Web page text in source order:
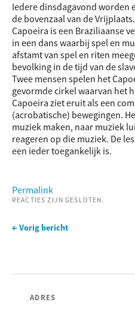
Iedere dinsdagavond worden
de bovenzaal van de Vrijplaats.
Capoeira is een Braziliaanse
in een dans waarbij spel en
afstamt van spel en riten
bevolking in de tijd van de
Twee mensen spelen het
gevormde cirkel waarvan het
Capoeira ziet eruit als een
(acrobatische) bewegingen.
muziek maken, naar muziek
reageren op die muziek. De
een ieder toegankelijk is.
Permalink
REACTIES ZIJN GESLOTEN.
← Vorig bericht
ADRES